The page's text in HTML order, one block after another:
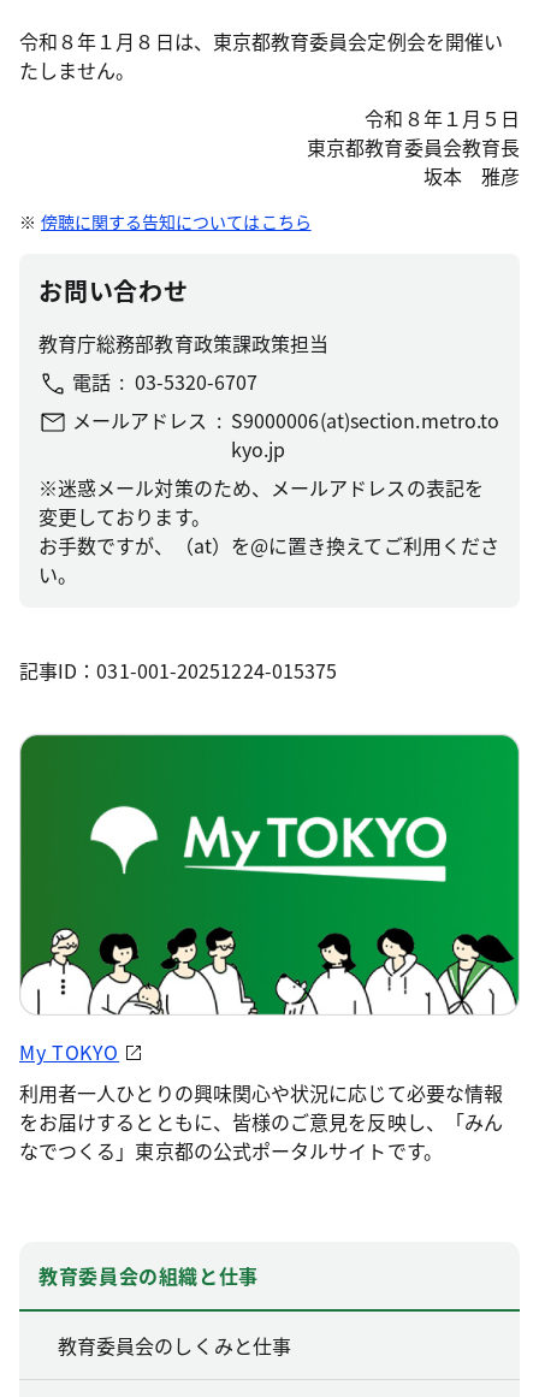
令和８年１月８日は、東京都教育委員会定例会を開催い
たしません。
令和８年１月５日
東京都教育委員会教育長
坂本 雅彦
傍聴に関する告知についてはこちら
お問い合わせ
教育庁総務部教育政策課政策担当
電話
03-5320-6707
メールアドレス
S9000006(at)section.metro.to
kyo.jp
※迷惑メール対策のため、メールアドレスの表記を
変更しております。
お手数ですが、（at）を@に置き換えてご利用くださ
い。
記事ID：031-001-20251224-015375
My TOKYO
利用者一人ひとりの興味関心や状況に応じて必要な情報
をお届けするとともに、皆様のご意見を反映し、「みん
なでつくる」東京都の公式ポータルサイトです。
教育委員会の組織と仕事
教育委員会のしくみと仕事